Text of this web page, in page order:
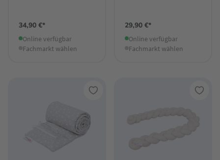
34,90 €*
Online verfügbar
Fachmarkt wählen
29,90 €*
Online verfügbar
Fachmarkt wählen